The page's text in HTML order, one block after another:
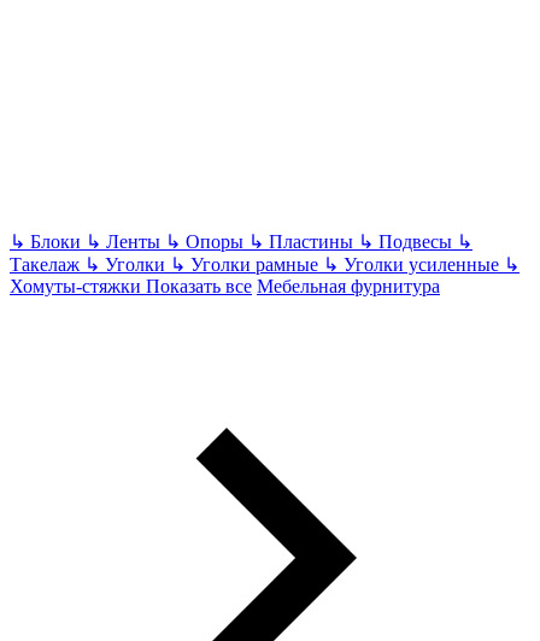
↳ Блоки ↳ Ленты ↳ Опоры ↳ Пластины ↳ Подвесы ↳
Такелаж ↳ Уголки ↳ Уголки рамные ↳ Уголки усиленные ↳
Хомуты-стяжки Показать все Мебельная фурнитура